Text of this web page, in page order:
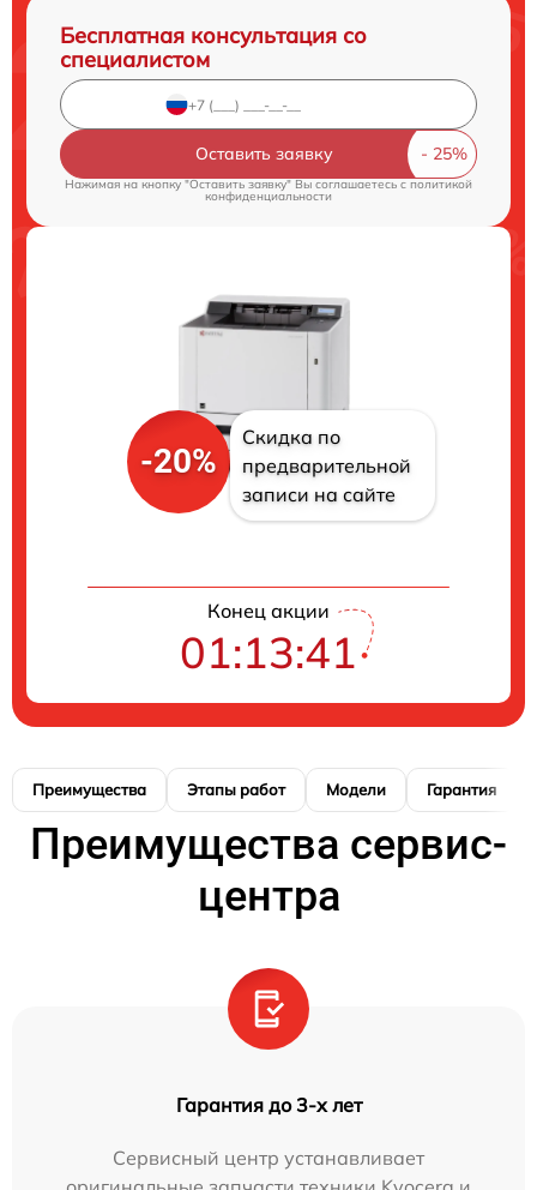
Бесплатная консультация со
специалистом
Оставить заявку
Нажимая на кнопку "Оставить заявку" Вы соглашаетесь c политикой
конфиденциальности
-20%
Скидка по
предварительной
записи на сайте
Конец акции
01:13:39
Преимущества Этапы работ Модели Гарантия
Преимущества сервис-
центра
Гарантия до 3-х лет
Сервисный центр устанавливает